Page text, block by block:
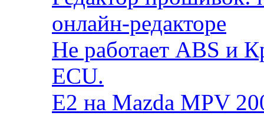
онлайн-редакторе
Не работает ABS и
ECU.
E2 на Mazda MPV